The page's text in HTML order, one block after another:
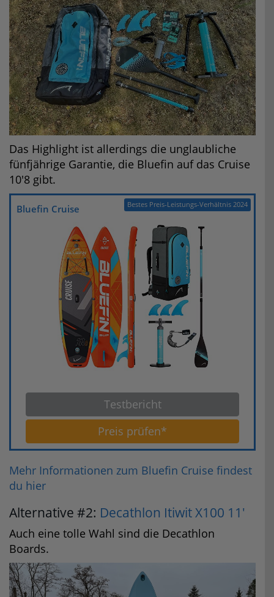
Das Highlight ist allerdings die unglaubliche
fünfjährige Garantie, die Bluefin auf das Cruise
10'8 gibt.
Bestes Preis-Leistungs-Verhältnis 2024
Bluefin Cruise
Testbericht
Preis prüfen*
Mehr Informationen zum Bluefin Cruise findest
du hier
Alternative #2: Decathlon Itiwit X100 11'
Auch eine tolle Wahl sind die Decathlon
Boards.